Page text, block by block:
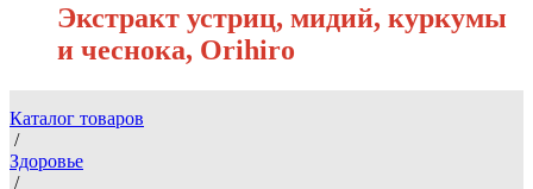
Экстракт устриц, мидий, куркумы
и чеснока, Orihiro
Каталог товаров
/
Здоровье
/